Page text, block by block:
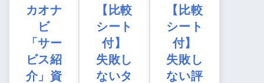
カオナ
ビ
「サー
ビス紹
介」資
【比較
シート
付】
失敗し
ないタ
【比較
シート
付】
失敗し
ない評